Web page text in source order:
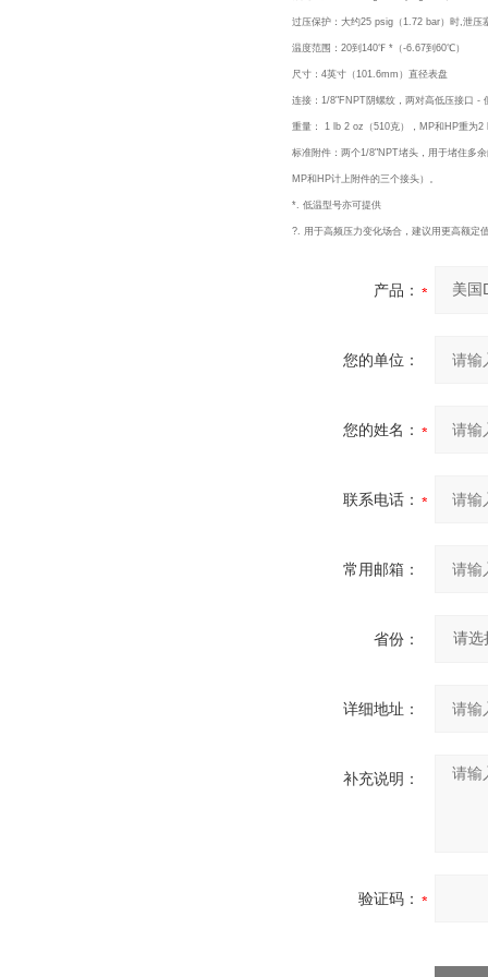
过压保护：大约25 psig（1.72 bar）时,泄压
温度范围：20到140℉ *（-6.67到60℃）
尺寸：4英寸（101.6mm）直径表盘
连接：1/8"FNPT阴螺纹，两对高低压接口 -
重量： 1 lb 2 oz（510克），MP和HP重为2
标准附件：两个1/8"NPT堵头，用于堵住多
MP和HP计上附件的三个接头）。
*. 低温型号亦可提供
?. 用于高频压力变化场合，建议用更高额定
产品：
您的单位：
您的姓名：
联系电话：
常用邮箱：
省份：
详细地址：
补充说明：
验证码：